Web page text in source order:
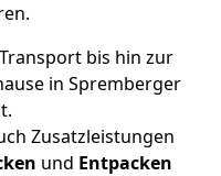
bis hin zur
in Spremberger
Zusatzleistungen
und Entpacken